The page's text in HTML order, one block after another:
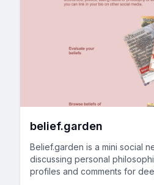
belief.garden
Belief.garden is a mini social
discussing personal
profiles and comments for